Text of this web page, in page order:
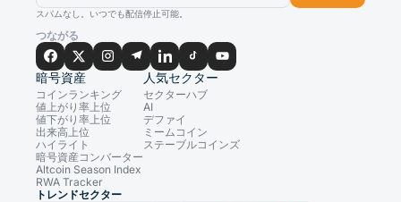
スパムなし。いつでも配信停止可能。
つながる
暗号資産
コインランキング
値上がり率上位
値下がり率上位
出来高上位
ハイライト
暗号資産コンバーター
Altcoin Season Index
RWA Tracker
人気セクター
セクターハブ
AI
デファイ
ミームコイン
ステーブルコインズ
トレンドセクター